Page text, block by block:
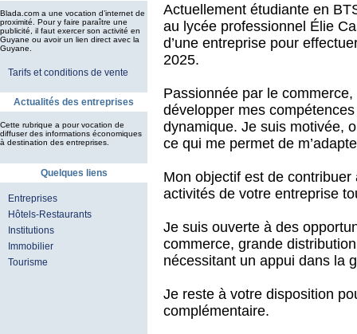
Blada.com a une vocation d’internet de
proximité. Pour y faire paraître une
publicité, il faut exercer son activité en
Guyane ou avoir un lien direct avec la
Guyane.
Tarifs et conditions de vente
Actualités des entreprises
Cette rubrique a pour vocation de
diffuser des informations économiques
à destination des entreprises.
Quelques liens
Entreprises
Hôtels-Restaurants
Institutions
Immobilier
Tourisme
Actuellement étudiante en
au lycée professionnel Élie
d’une entreprise pour
2025.
Passionnée par le
développer mes
dynamique. Je suis motivée,
ce qui me permet de
Mon objectif est de
activités de votre entreprise
Je suis ouverte à des
commerce, grande
nécessitant un appui dans la
Je reste à votre disposition
complémentaire.